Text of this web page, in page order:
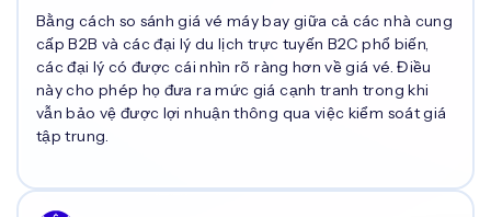
Bằng cách so sánh giá vé máy bay giữa cả các nhà cung
cấp B2B và các đại lý du lịch trực tuyến B2C phổ biến,
các đại lý có được cái nhìn rõ ràng hơn về giá vé. Điều
này cho phép họ đưa ra mức giá cạnh tranh trong khi
vẫn bảo vệ được lợi nhuận thông qua việc kiểm soát giá
tập trung.